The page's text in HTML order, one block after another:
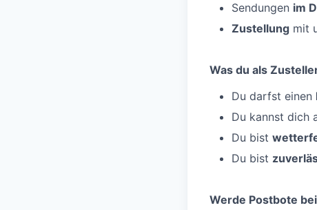
Sendungen im
Zustellung mit
Was du als
Du darfst einen
Du kannst dich
Du bist
Du bist
Werde Postbote